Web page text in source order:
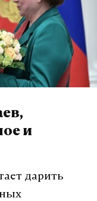
и
дарить